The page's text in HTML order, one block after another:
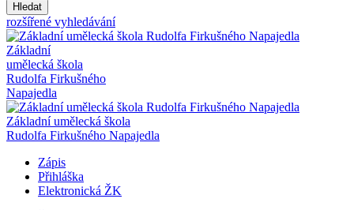
Hledat
rozšířené vyhledávání
Základní
umělecká škola
Rudolfa Firkušného
Napajedla
Základní umělecká škola
Rudolfa Firkušného Napajedla
Zápis
Přihláška
Elektronická ŽK